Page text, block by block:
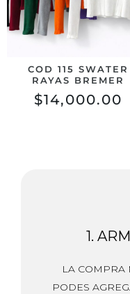
COD 115 SWATER
RAYAS BREMER
$14,000.00
1.
LA
PODES